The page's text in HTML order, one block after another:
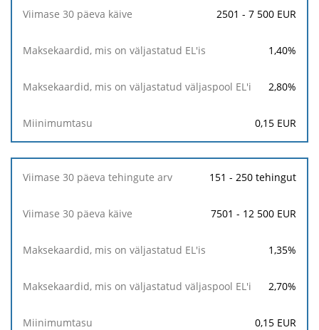
EL'is
Maksekaardid,
mis
väljastatud
2501 - 7 500 EUR
1,40%
2,80%
0,15 EUR
151 - 250 tehingut
7501 - 12 500 EUR
1,35%
2,70%
0,15 EUR